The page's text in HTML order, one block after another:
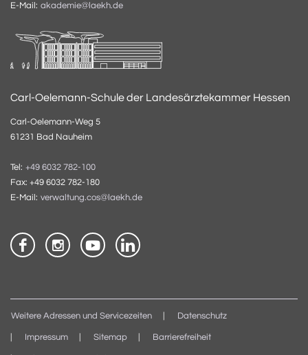
E-Mail: akademie@laekh.de
Carl-Oelemann-Schule der Landesärztekammer Hessen
Carl-Oelemann-Weg 5
61231 Bad Nauheim
Tel: +49 6032 782-100
Fax: +49 6032 782-180
E-Mail: verwaltung.cos@laekh.de
Weitere Adressen und Servicezeiten Datenschutz
Impressum Sitemap Barrierefreiheit